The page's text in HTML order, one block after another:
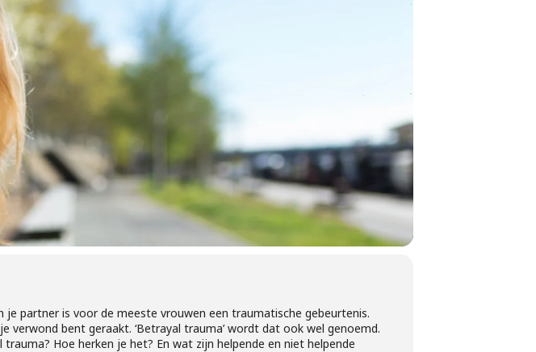
partner is voor de meeste vrouwen een traumatische gebeurtenis.
bent geraakt. ‘Betrayal trauma’ wordt dat ook wel genoemd.
Hoe herken je het? En wat zijn helpende en niet helpende